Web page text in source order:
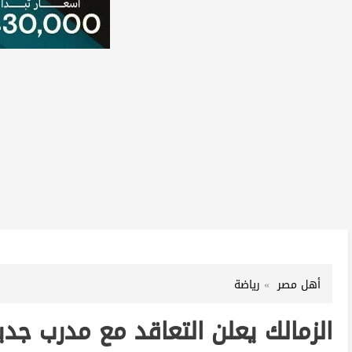
أهل مصر رياضة
الزمالك يعلن التعاقد مع مدرب